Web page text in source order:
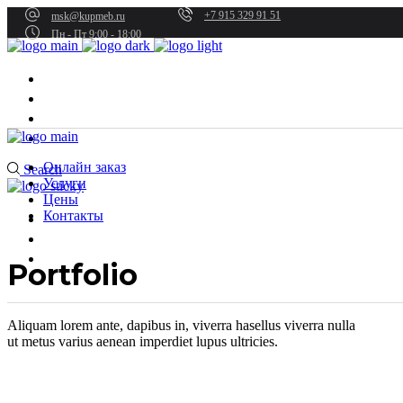
msk@kupmeb.ru
+7 915 329 91 51
Пн - Пт 9:00 - 18:00
Контакты
Search
Онлайн заказ
Цены
Контакты
Онлайн заказ
Услуги
Цены
Контакты
Portfolio
Aliquam lorem ante, dapibus in, viverra hasellus viverra nulla
ut metus varius aenean imperdiet lupus ultricies.